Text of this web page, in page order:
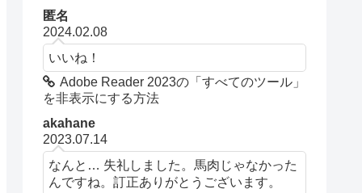
匿名
2024.02.08
いいね！
Adobe Reader 2023の「すべてのツール」
を非表示にする方法
akahane
2023.07.14
なんと… 失礼しました。馬肉じゃなかった
んですね。訂正ありがとうございます。